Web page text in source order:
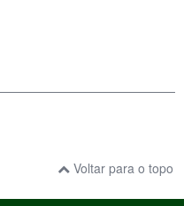
Voltar para o topo